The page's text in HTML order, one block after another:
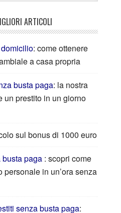
ARTICOLI
: come ottenere
a casa propria
busta paga: la nostra
un prestito in un giorno
sul bonus di 1000 euro
busta paga: scopri come
in un’ora senza
senza busta paga: